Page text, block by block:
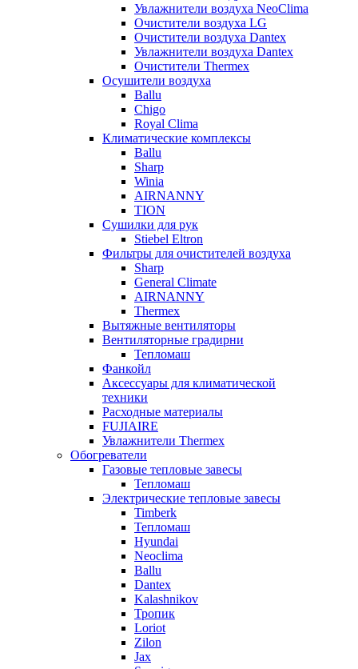
Увлажнители воздуха NeoClima
Очистители воздуха LG
Очистители воздуха Dantex
Увлажнители воздуха Dantex
Очистители Thermex
Осушители воздуха
Ballu
Chigo
Royal Clima
Климатические комплексы
Ballu
Sharp
Winia
AIRNANNY
TION
Сушилки для рук
Stiebel Eltron
Фильтры для очистителей воздуха
Sharp
General Climate
AIRNANNY
Thermex
Вытяжные вентиляторы
Вентиляторные градирни
Тепломаш
Фанкойл
Аксессуары для климатической
техники
Расходные материалы
FUJIAIRE
Увлажнители Thermex
Обогреватели
Газовые тепловые завесы
Тепломаш
Электрические тепловые завесы
Timberk
Тепломаш
Hyundai
Neoclima
Ballu
Dantex
Kalashnikov
Тропик
Loriot
Zilon
Jax